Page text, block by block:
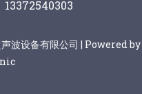
13372540303
波设备有限公司 | Powered by